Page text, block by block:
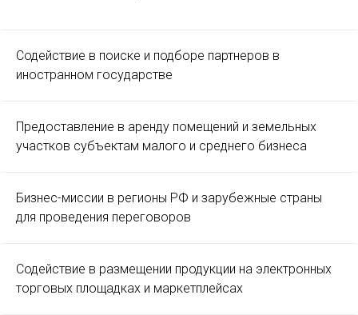
Содействие в поиске и подборе партнеров в
иностранном государстве
Предоставление в аренду помещений и земельных
участков субъектам малого и среднего бизнеса
Бизнес-миссии в регионы РФ и зарубежные страны
для проведения переговоров
Содействие в размещении продукции на электронных
торговых площадках и маркетплейсах